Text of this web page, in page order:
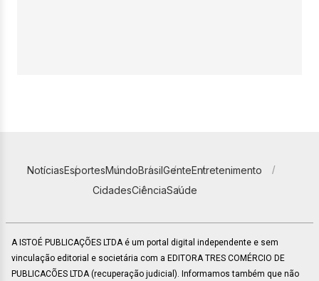
NotíciasEsportesMundoBrasilGenteEntretenimento
CidadesCiênciaSaúde
A ISTOÉ PUBLICAÇÕES LTDA é um portal digital independente e sem
vinculação editorial e societária com a EDITORA TRES COMÉRCIO DE
PUBLICACÕES LTDA (recuperação judicial). Informamos também que não